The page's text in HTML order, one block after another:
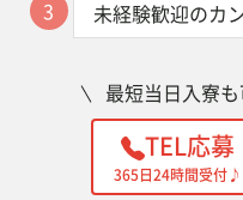
3 未経験歓迎のカ
最短当日入寮
TEL応募
365日24時間受付♪